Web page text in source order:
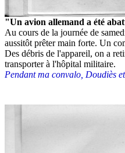
"Un avion allemand a été
Au cours de la journée de
aussitôt prêter main forte. Un
Des débris de l'appareil, on a
transporter à l'hôpital militaire.
Pendant ma convalo, Doudiès